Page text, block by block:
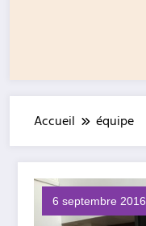
Accueil équipe
6 septembre 2016